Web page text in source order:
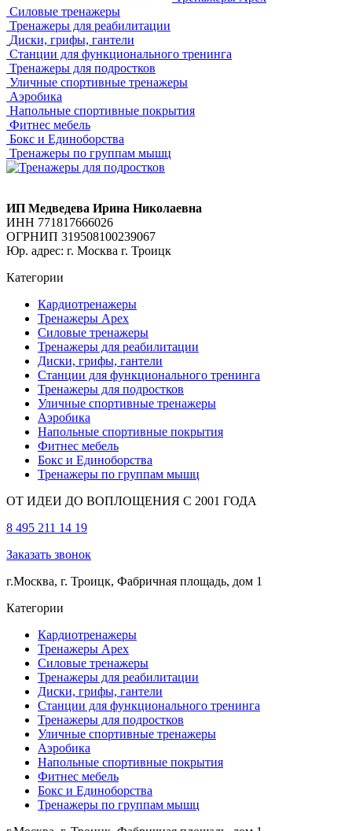
Силовые тренажеры
Тренажеры для реабилитации
Диски, грифы, гантели
Станции для функционального тренинга
Тренажеры для подростков
Уличные спортивные тренажеры
Аэробика
Напольные спортивные покрытия
Фитнес мебель
Бокс и Единоборства
Тренажеры по группам мышц
ИП Медведева Ирина Николаевна
ИНН 771817666026
ОГРНИП 319508100239067
Юр. адрес: г. Москва г. Троицк
Категории
Кардиотренажеры
Тренажеры Apex
Силовые тренажеры
Тренажеры для реабилитации
Диски, грифы, гантели
Станции для функционального тренинга
Тренажеры для подростков
Уличные спортивные тренажеры
Аэробика
Напольные спортивные покрытия
Фитнес мебель
Бокс и Единоборства
Тренажеры по группам мышц
ОТ ИДЕИ ДО ВОПЛОЩЕНИЯ С 2001 ГОДА
8 495 211 14 19
Заказать звонок
г.Москва, г. Троицк, Фабричная площадь, дом 1
Категории
Кардиотренажеры
Тренажеры Apex
Силовые тренажеры
Тренажеры для реабилитации
Диски, грифы, гантели
Станции для функционального тренинга
Тренажеры для подростков
Уличные спортивные тренажеры
Аэробика
Напольные спортивные покрытия
Фитнес мебель
Бокс и Единоборства
Тренажеры по группам мышц